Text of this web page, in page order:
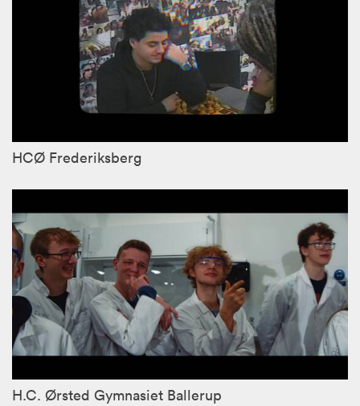
HCØ Frederiksberg
H.C. Ørsted Gymnasiet Ballerup